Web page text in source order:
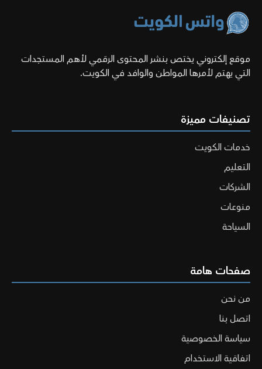
موقع إلكتروني يختص بنشر المحتوى الرقمي لأهم المستجدات
التي يهتم لأمرها المواطن والوافد في الكويت.
تصنيفات مميزة
خدمات الكويت
التعليم
الشركات
منوعات
السياحة
صفحات هامة
من نحن
اتصل بنا
سياسة الخصوصية
اتفاقية الاستخدام